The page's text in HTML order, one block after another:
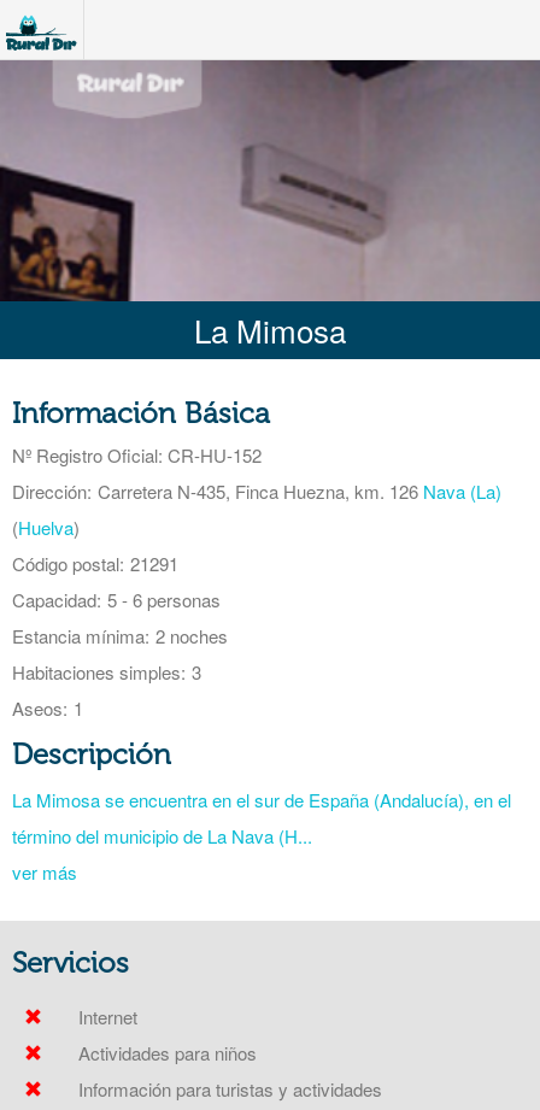
La Mimosa
Información Básica
Nº Registro Oficial: CR-HU-152
Dirección: Carretera N-435, Finca Huezna, km. 126 Nava (La)
(Huelva)
Código postal: 21291
Capacidad: 5 - 6 personas
Estancia mínima: 2 noches
Habitaciones simples: 3
Aseos: 1
Descripción
La Mimosa se encuentra en el sur de España (Andalucía), en el
término del municipio de La Nava (H...
ver más
Servicios
Internet
Actividades para niños
Información para turistas y actividades